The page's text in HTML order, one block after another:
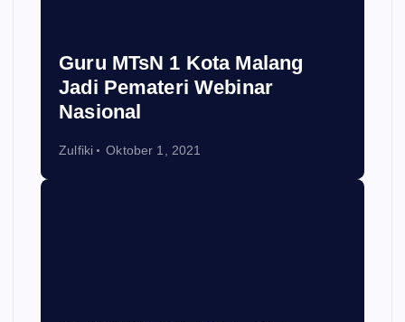
Guru MTsN 1 Kota Malang
Jadi Pemateri Webinar
Nasional
Zulfiki Oktober 1, 2021